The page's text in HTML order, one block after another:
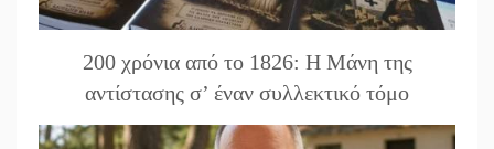
200 χρόνια από το 1826: Η Μάνη της
αντίστασης σ’ έναν συλλεκτικό τόμο